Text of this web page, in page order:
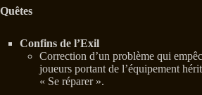
Quêtes
Confins de l’Exil
Correction d’un problème qui
joueurs portant de l’équipement
« Se réparer ».